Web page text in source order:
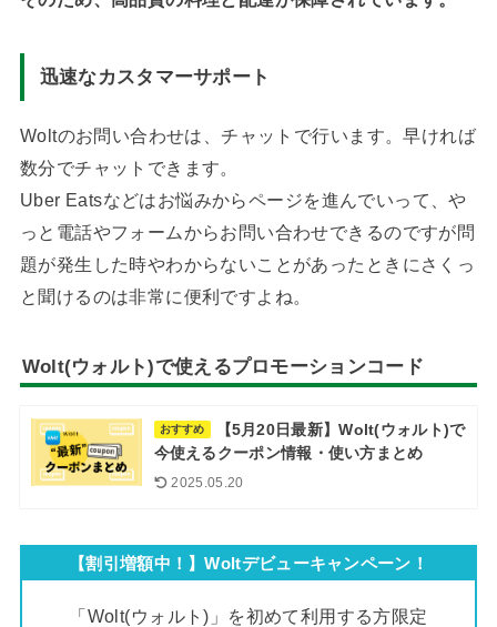
迅速なカスタマーサポート
Woltのお問い合わせは、チャットで行います。早ければ
数分でチャットできます。
Uber Eatsなどはお悩みからページを進んでいって、や
っと電話やフォームからお問い合わせできるのですが問
題が発生した時やわからないことがあったときにさくっ
と聞けるのは非常に便利ですよね。
Wolt(ウォルト)で使えるプロモーションコード
おすすめ
【5月20日最新】Wolt(ウォルト)で
今使えるクーポン情報・使い方まとめ
2025.05.20
【割引増額中！】Woltデビューキャンペーン！
「Wolt(ウォルト)」を初めて利用する方限定